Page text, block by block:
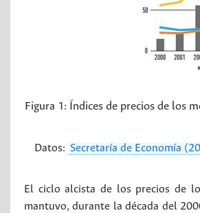
Figura 1: Índices de precios de los
Datos: Secretaría de Economía
El ciclo alcista de los precios de
mantuvo, durante la década del